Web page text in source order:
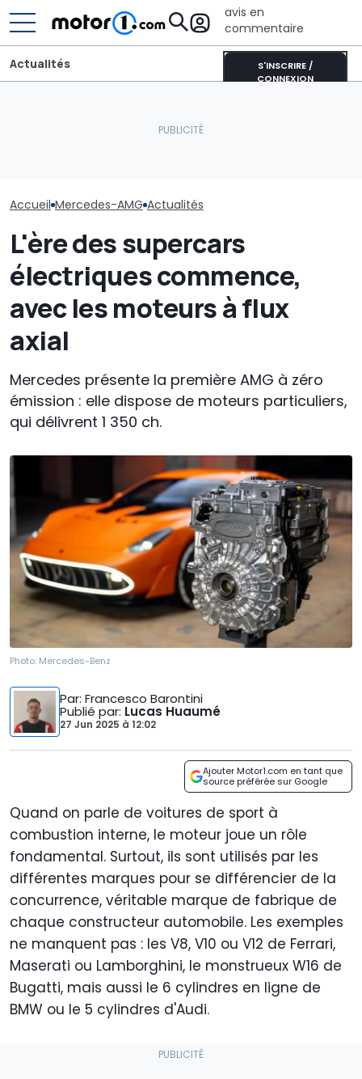
avis en
commentaire
S'INSCRIRE /
CONNEXION
Actualités
Accueil Mercedes-AMG Actualités
L'ère des supercars
électriques commence,
avec les moteurs à flux
axial
Mercedes présente la première AMG à zéro
émission : elle dispose de moteurs particuliers,
qui délivrent 1 350 ch.
Photo: Mercedes-Benz
Par: Francesco Barontini
Publié par: Lucas Huaumé
27 Jun 2025 à 12:02
Ajouter Motor1.com en tant que
source préférée sur Google
Quand on parle de voitures de sport à
combustion interne, le moteur joue un rôle
fondamental. Surtout, ils sont utilisés par les
différentes marques pour se différencier de la
concurrence, véritable marque de fabrique de
chaque constructeur automobile. Les exemples
ne manquent pas : les V8, V10 ou V12 de Ferrari,
Maserati ou Lamborghini, le monstrueux W16 de
Bugatti, mais aussi le 6 cylindres en ligne de
BMW ou le 5 cylindres d'Audi.